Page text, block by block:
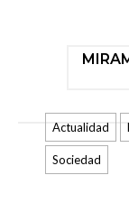
Actualidad
Sociedad